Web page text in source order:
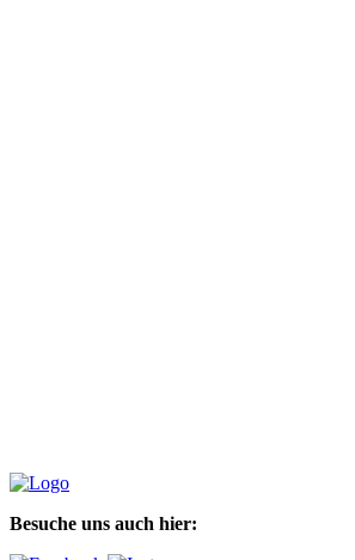
Besuche uns auch hier: